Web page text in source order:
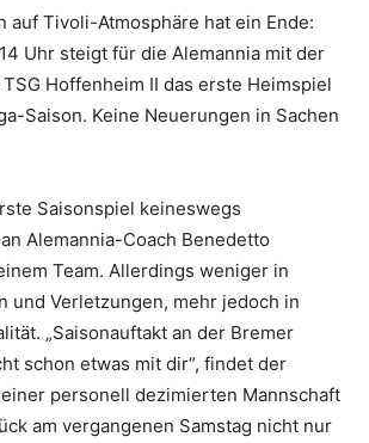
auf Tivoli-Atmosphäre hat ein Ende:
Uhr steigt für die Alemannia mit der
Hoffenheim II das erste Heimspiel
Saison. Keine Neuerungen in Sachen
Saisonspiel keineswegs
Alemannia-Coach Benedetto
Team. Allerdings weniger in
und Verletzungen, mehr jedoch in
„Saisonauftakt an der Bremer
schon etwas mit dir“, findet der
personell dezimierten Mannschaft
am vergangenen Samstag nicht nur